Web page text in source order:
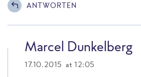
ANTWORTEN
Marcel Dunkelberg
17.10.2015 at 12:05